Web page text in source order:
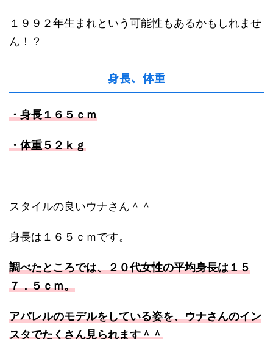
１９９２年生まれという可能性もあるかもしれませ
ん！？
身長、体重
・身長１６５ｃｍ
・体重５２ｋｇ
スタイルの良いウナさん＾＾
身長は１６５ｃｍです。
調べたところでは、２０代女性の平均身長は１５
７．５ｃｍ。
アパレルのモデルをしている姿を、ウナさんのイン
スタでたくさん見られます＾＾